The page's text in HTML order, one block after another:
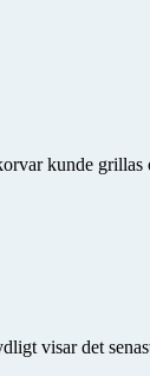
kunde grillas
visar det